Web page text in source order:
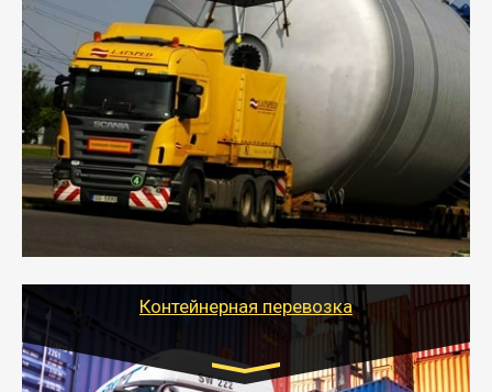
Цена за км. Рассчитывается
индивидуально
- Перевозка техники и негабаритных грузов
осуществляется после получения разрешения на
перевозку (обычно 7-14 дней).
- Тайгер Логистик в короткие сроки поможет вам
качественно и безопасно перевезти негабаритные
грузы по всей России тралом, манипулятором и
другим транспортом и подобрать оптимальный
Контейнерная перевозка